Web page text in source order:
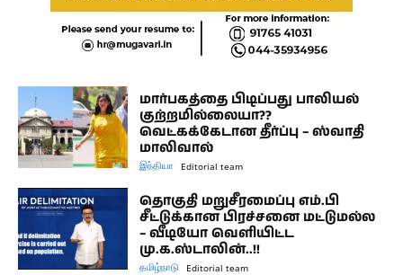
மார்பகத்தை பிடிப்பது பாலியல்
குற்றமில்லையா??
வெட்கக்கேடான தீர்ப்பு – ஸ்வாதி
மாலிவால்
இந்தியா Editorial team
தொகுதி மறுசீரமைப்பு எம்.பி
சீட்டுக்கான பிரச்சனை மட்டுமல்ல
– வீடியோ வெளியிட்ட
மு.க.ஸ்டாலின்..!!
தமிழ்நாடு Editorial team